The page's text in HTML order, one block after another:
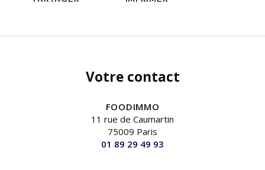
Votre contact
FOODIMMO
11 rue de Caumartin
75009 Paris
01 89 29 49 93